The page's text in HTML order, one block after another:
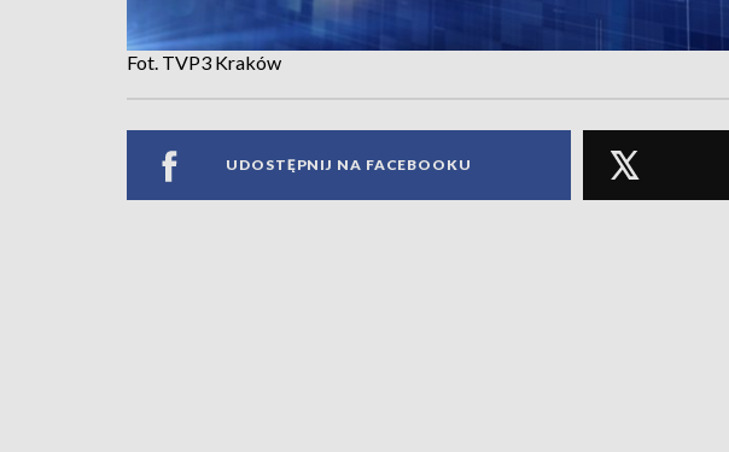
Fot. TVP3 Kraków
UDOSTĘPNIJ NA FACEBOOKU